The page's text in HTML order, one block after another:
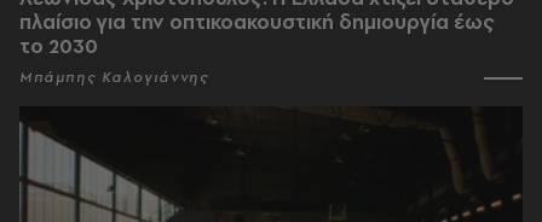
πλαίσιο για την οπτικοακουστική δημιουργία έως
το 2030
Μπάμπης Καλογιάννης